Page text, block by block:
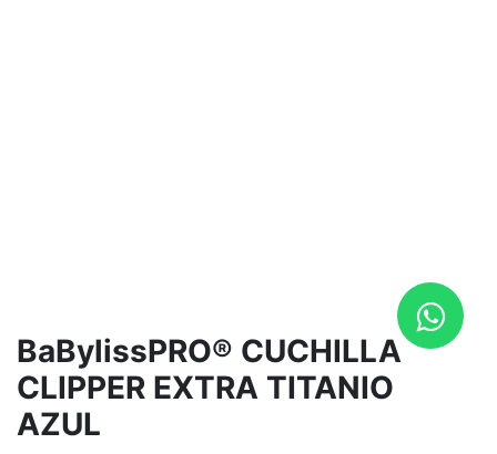
BaBylissPRO® CUCHILLA
CLIPPER EXTRA TITANIO
AZUL